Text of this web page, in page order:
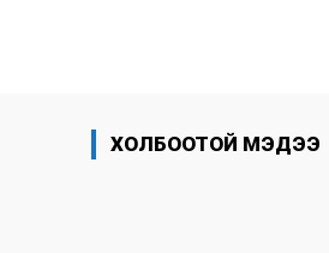
ХОЛБООТОЙ МЭДЭЭ